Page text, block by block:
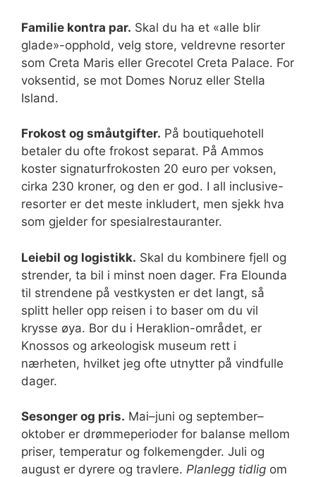
Familie kontra par. Skal du ha et «alle blir
glade»-opphold, velg store, veldrevne resorter
som Creta Maris eller Grecotel Creta Palace. For
voksentid, se mot Domes Noruz eller Stella
Island.
Frokost og småutgifter. På boutiquehotell
betaler du ofte frokost separat. På Ammos
koster signaturfrokosten 20 euro per voksen,
cirka 230 kroner, og den er god. I all inclusive-
resorter er det meste inkludert, men sjekk hva
som gjelder for spesialrestauranter.
Leiebil og logistikk. Skal du kombinere fjell og
strender, ta bil i minst noen dager. Fra Elounda
til strendene på vestkysten er det langt, så
splitt heller opp reisen i to baser om du vil
krysse øya. Bor du i Heraklion-området, er
Knossos og arkeologisk museum rett i
nærheten, hvilket jeg ofte utnytter på vindfulle
dager.
Sesonger og pris. Mai–juni og september–
oktober er drømmeperioder for balanse mellom
priser, temperatur og folkemengder. Juli og
august er dyrere og travlere. Planlegg tidlig om